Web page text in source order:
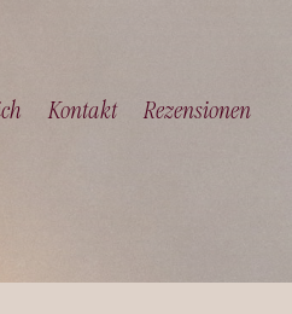
Kontakt Rezensionen